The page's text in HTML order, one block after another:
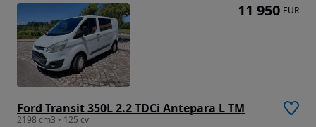
Ford Transit 350L 2.2 TDCi Antepara L TM
2198 cm3 • 125 cv
11 950 EUR